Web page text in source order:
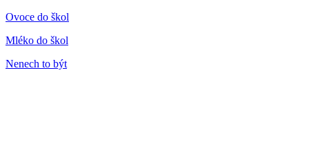
Ovoce do škol
Mléko do škol
Nenech to být